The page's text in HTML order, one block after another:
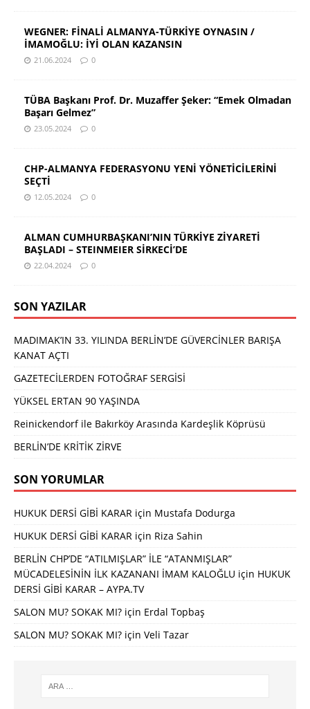
WEGNER: FİNALİ ALMANYA-TÜRKİYE OYNASIN /
İMAMOĞLU: İYİ OLAN KAZANSIN
21.06.2024 0
TÜBA Başkanı Prof. Dr. Muzaffer Şeker: “Emek Olmadan
Başarı Gelmez”
23.05.2024 0
CHP-ALMANYA FEDERASYONU YENİ YÖNETİCİLERİNİ
SEÇTİ
12.05.2024 0
ALMAN CUMHURBAŞKANI’NIN TÜRKİYE ZİYARETİ
BAŞLADI – STEINMEIER SİRKECİ’DE
22.04.2024 0
SON YAZILAR
MADIMAK’IN 33. YILINDA BERLİN’DE GÜVERCİNLER BARIŞA
KANAT AÇTI
GAZETECİLERDEN FOTOĞRAF SERGİSİ
YÜKSEL ERTAN 90 YAŞINDA
Reinickendorf ile Bakırköy Arasında Kardeşlik Köprüsü
BERLİN’DE KRİTİK ZİRVE
SON YORUMLAR
HUKUK DERSİ GİBİ KARAR için Mustafa Dodurga
HUKUK DERSİ GİBİ KARAR için Riza Sahin
BERLİN CHP’DE “ATILMIŞLAR” İLE “ATANMIŞLAR”
MÜCADELESİNİN İLK KAZANANI İMAM KALOĞLU için HUKUK
DERSİ GİBİ KARAR – AYPA.TV
SALON MU? SOKAK MI? için Erdal Topbaş
SALON MU? SOKAK MI? için Veli Tazar